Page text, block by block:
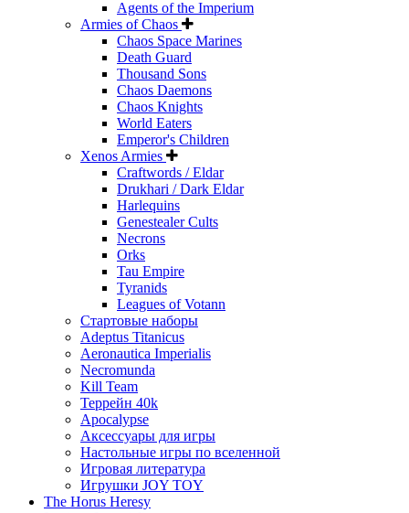
Agents of the Imperium
Armies of Chaos
Chaos Space Marines
Death Guard
Thousand Sons
Chaos Daemons
Chaos Knights
World Eaters
Emperor's Children
Xenos Armies
Craftwords / Eldar
Drukhari / Dark Eldar
Harlequins
Genestealer Cults
Necrons
Orks
Tau Empire
Tyranids
Leagues of Votann
Стартовые наборы
Adeptus Titanicus
Aeronautica Imperialis
Necromunda
Kill Team
Террейн 40k
Apocalypse
Аксессуары для игры
Настольные игры по вселенной
Игровая литература
Игрушки JOY TOY
The Horus Heresy